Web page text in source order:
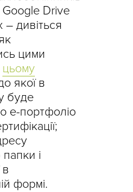
Drive
дивіться
цими
цьому
якої в
буде
е-портфоліо
і
в
формі.